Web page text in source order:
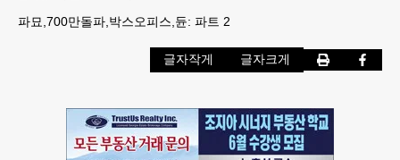
파묘,700만돌파,박스오피스,듄: 파트 2
글자작게 글자크게